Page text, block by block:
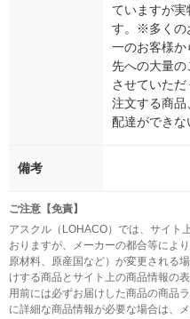
ていますが
す。※多くの
一のお客様
先への大量
させていた
注文する商品
配達ができな
備考
ご注意【免責】
アスクル（LOHACO）では、サイト
おりますが、メーカーの都合等によ
原材料、原産国など）が変更される
けする商品とサイト上の商品情報の
用前には必ずお届けした商品の商品
に詳細な商品情報が必要な場合は、